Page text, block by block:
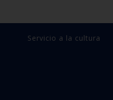
Servicio a la cultura